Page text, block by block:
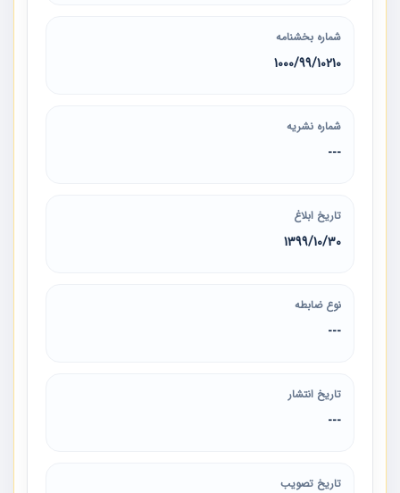
شماره بخشنامه
1000/99/10210
شماره نشریه
---
تاریخ ابلاغ
1399/10/30
نوع ضابطه
---
تاریخ انتشار
---
تاریخ تصویب